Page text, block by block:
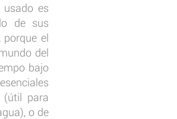
es
de sus
porque el
del
bajo
(útil para
o de